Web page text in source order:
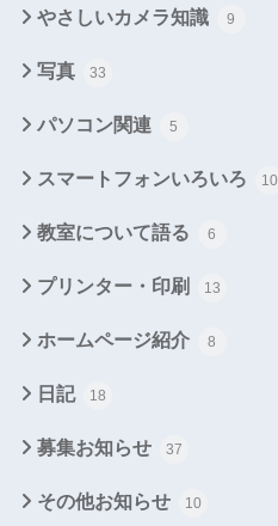
やさしいカメラ知識 9
写真 33
パソコン関連 5
スマートフォンいろいろ 10
教室について語る 6
プリンター・印刷 13
ホームページ紹介 8
日記 18
募集お知らせ 37
その他お知らせ 10